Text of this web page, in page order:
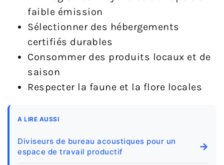
faible émission
Sélectionner des hébergements
certifiés durables
Consommer des produits locaux et de
saison
Respecter la faune et la flore locales
A LIRE AUSSI
Diviseurs de bureau acoustiques pour un
espace de travail productif
→